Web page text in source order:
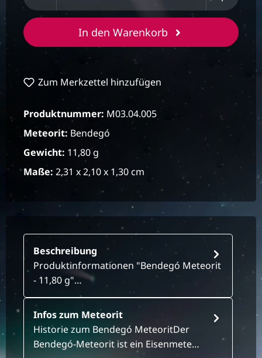
In den Warenkorb
Zum Merkzettel hinzufügen
Produktnummer: M03.04.005
Meteorit: Bendegó
Gewicht: 11,80 g
Maße: 2,31 x 2,10 x 1,30 cm
Beschreibung
Produktinformationen "Bendegó Meteorit
- 11,80 g"…
Infos zum Meteorit
Historie zum Bendegó MeteoritDer
Bendegó-Meteorit ist ein Eisenmete…